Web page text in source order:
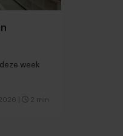
week
2 min